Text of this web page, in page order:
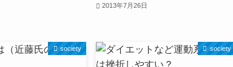
2013年7月26日
society society